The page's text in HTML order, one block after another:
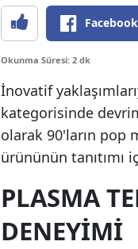
Okunma Süresi: 2 dk
İnovatif
kategorisinde
olarak 90'ların pop
ürününün tanıtımı
PLASMA
DENEYIMI